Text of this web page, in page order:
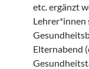
etc. ergänzt
Lehrer*innen
Elternabend